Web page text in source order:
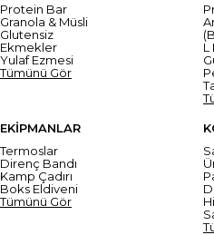
Protein Bar
Granola & Müsli
Glutensiz
Ekmekler
Yulaf Ezmesi
Tümünü Gör
L
EKİPMANLAR
Termoslar
Direnç Bandı
Kamp Çadırı
Boks Eldiveni
Tümünü Gör